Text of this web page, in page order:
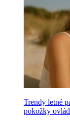
Trendy letné
pokožky